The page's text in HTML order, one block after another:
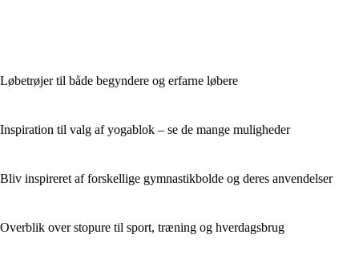
Løbetrøjer til både begyndere og erfarne løbere
Inspiration til valg af yogablok – se de mange muligheder
Bliv inspireret af forskellige gymnastikbolde og deres anvendelser
Overblik over stopure til sport, træning og hverdagsbrug